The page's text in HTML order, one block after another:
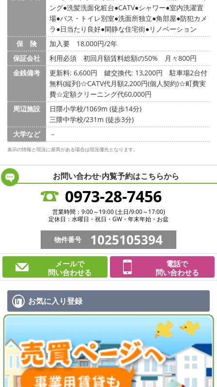
ング 洗髪洗面化粧台 CATV シャワー 室内洗濯置
場 バス・トイレ別室 洗面所独立 角部屋 防犯カメ
ラ
日当たり良好 閑静な住宅街 リノベーション
保 険
加入要 18,000円/2年
保証会社
利用必須 初回月額賃料総額の50% 月々800円
金銭備考
更新料: 6,600円 鍵交換代: 13,200円
駐車場2台付
無料(縦列)☆CATV代月額2,200円(個人契約)☆町費実
費☆定額クリーニング代60,000円
周辺施設
日隈小学校/1069m (徒歩14分)
三隈中学校/231m (徒歩3分)
大学など
－
表示の情報と現況に差異がある場合は現況優先となります。
お問い合わせ·内覧予約はこちらから
0973-28-7456
営業時間：9:00～19:00 (土日/9:00～17:00)
定休日：水曜日・祝日・GW・年末年始・お盆
物件番号 1025105394
メールで
問い合わせる
電話で
問い合わせる
お気に入り登録